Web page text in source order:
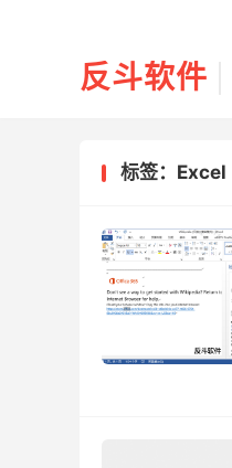
反斗软件
标签：Excel